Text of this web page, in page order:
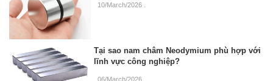
10/March/2026
Tại sao nam châm Neodymium phù hợp với
lĩnh vực công nghiệp?
06/March/2026